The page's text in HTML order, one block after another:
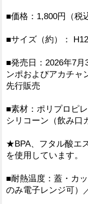
■価格：1,800円（税
■サイズ（約）：
■発売日：2026年7
ンポおよびアカチャ
先行販売
■素材：ポリプロピ
シリコーン（飲み口
★BPA、フタル酸エ
を使用しています。
■耐熱温度：蓋・カ
のみ電子レンジ可）